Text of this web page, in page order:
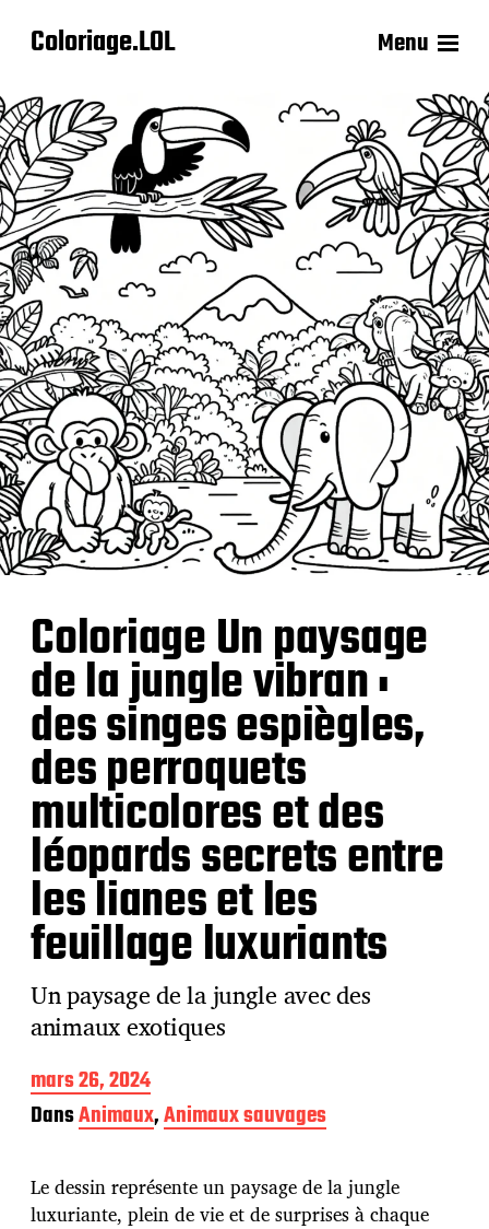
Coloriage.LOL Menu
Coloriage Un paysage
de la jungle vibran :
des singes espiègles,
des perroquets
multicolores et des
léopards secrets entre
les lianes et les
feuillage luxuriants
Un paysage de la jungle avec des
animaux exotiques
D
a
t
e
p
mars 26, 2024
DansAnimaux,Animaux sauvages
Le dessin représente un paysage de la jungle
luxuriante, plein de vie et de surprises à chaque